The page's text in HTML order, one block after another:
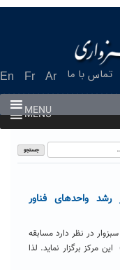
En Fr Ar تماس با ما
MENU
MENU
رشد واحدهای فناور
در نظر دارد مسابقه
مرکز برگزار نماید. لذا